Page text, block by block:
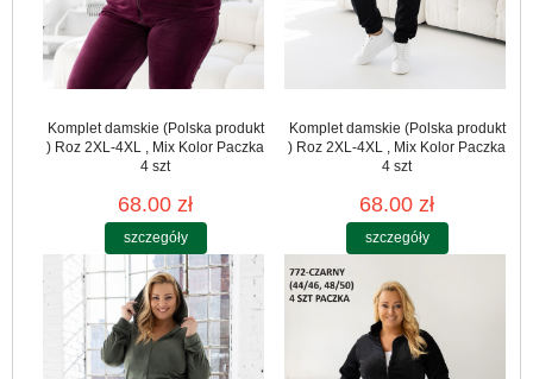
Komplet damskie (Polska produkt
) Roz 2XL-4XL , Mix Kolor Paczka
4 szt
68.00 zł
szczegóły
Komplet damskie (Polska produkt
) Roz 2XL-4XL , Mix Kolor Paczka
4 szt
68.00 zł
szczegóły